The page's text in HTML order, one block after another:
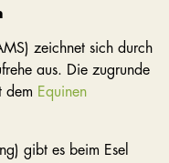
zeichnet sich durch
aus. Die zugrunde
dem Equinen
gibt es beim Esel